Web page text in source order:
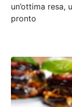
un’ottima
pronto